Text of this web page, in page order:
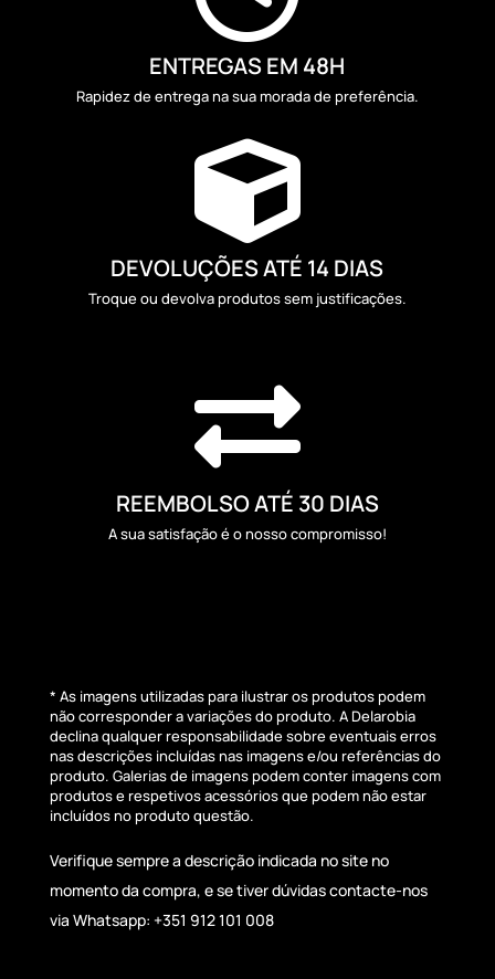
ENTREGAS EM 48H
Rapidez de entrega na sua morada de preferência.

DEVOLUÇÕES ATÉ 14 DIAS
Troque ou devolva produtos sem justificações.

REEMBOLSO ATÉ 30 DIAS
A sua satisfação é o nosso compromisso!
* As imagens utilizadas para ilustrar os produtos podem
não corresponder a variações do produto. A Delarobia
declina qualquer responsabilidade sobre eventuais erros
nas descrições incluídas nas imagens e/ou referências do
produto. Galerias de imagens podem conter imagens com
produtos e respetivos acessórios que podem não estar
incluídos no produto questão.
Verifique sempre a descrição indicada no site no
momento da compra, e se tiver dúvidas contacte-nos
via Whatsapp: +351 912 101 008